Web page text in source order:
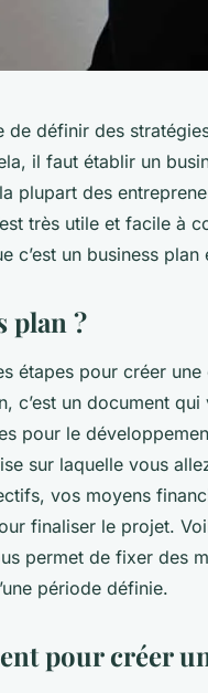
de définir des
il faut établir un
plupart des
très utile et facile à
c’est un business plan
plan ?
étapes pour créer
c’est un document
pour le
sur laquelle vous
vos moyens
finaliser le projet.
permet de fixer des
période définie.
pour créer